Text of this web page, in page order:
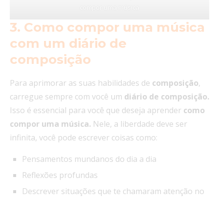
3. Como compor uma música
com um diário de
composição
Para aprimorar as suas habilidades de composição,
carregue sempre com você um diário de composição.
Isso é essencial para você que deseja aprender como
compor uma música. Nele, a liberdade deve ser
infinita, você pode escrever coisas como:
Pensamentos mundanos do dia a dia
Reflexões profundas
Descrever situações que te chamaram atenção no